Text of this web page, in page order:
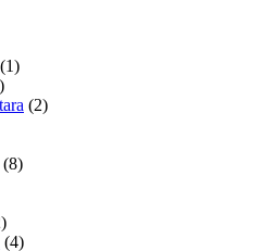
(1)
(2)
(8)
(4)